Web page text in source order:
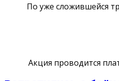
По уже сложившейся
Акция проводится